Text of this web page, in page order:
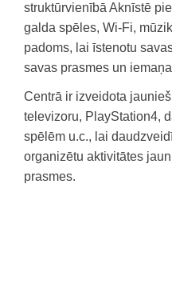
struktūrvienībā Aknīstē
galda spēles, Wi-Fi,
padoms, lai īstenotu
savas prasmes un
Centrā ir izveidota
televizoru, PlayStation4,
spēlēm u.c., lai
organizētu aktivitātes
prasmes.